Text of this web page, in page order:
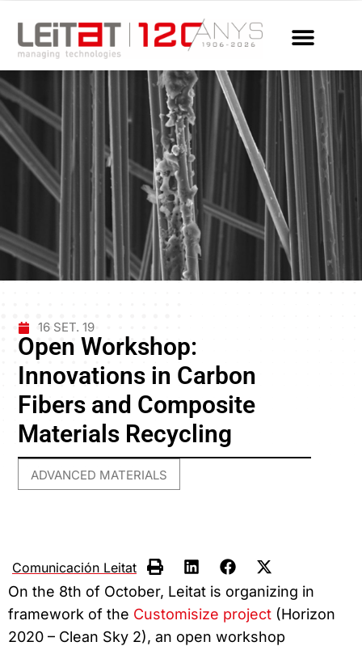
16 SET. 19
Open Workshop:
Innovations in Carbon
Fibers and Composite
Materials Recycling
ADVANCED MATERIALS
Comunicación Leitat
On the 8th of October, Leitat is organizing in
framework of the Customisize project (Horizon
2020 – Clean Sky 2), an open workshop